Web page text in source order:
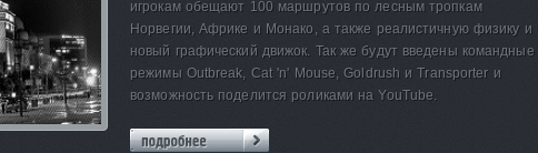
игрокам обещают 100 маршрутов по лесным тропкам
Норвегии, Африке и Монако, а также реалистичную физику и
новый графический движок. Так же будут введены командные
режимы Outbreak, Cat 'n' Mouse, Goldrush и Transporter и
возможность поделится роликами на YouTube.